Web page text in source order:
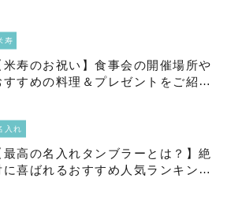
寿
米寿のお祝い】食事会の開催場所や
すすめの料理＆プレゼントをご紹
入れ
最高の名入れタンブラーとは？】絶
に喜ばれるおすすめ人気ランキング